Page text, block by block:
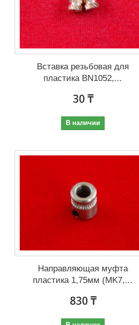
Вставка резьбовая для
пластика BN1052,...
30 ₸
В наличии
Направляющая муфта
пластика 1,75мм (MK7,...
830 ₸